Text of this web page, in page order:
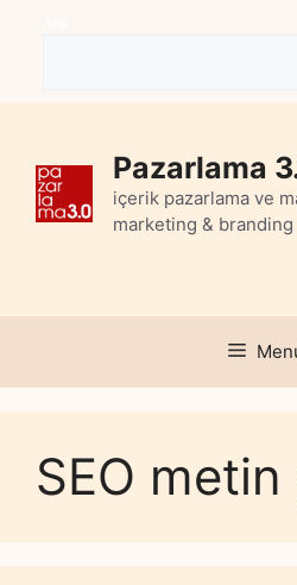
Pazarlama
içerik pazarlama ve
marketing & branding
SEO metin